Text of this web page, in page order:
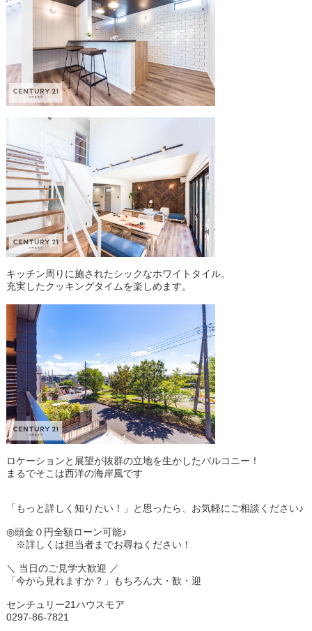
キッチン周りに施されたシックなホワイトタイル。
充実したクッキングタイムを楽しめます。
ロケーションと展望が抜群の立地を生かしたバルコニー！
まるでそこは西洋の海岸風です
「もっと詳しく知りたい！」と思ったら、お気軽にご相談ください♪
◎頭金０円全額ローン可能♪
※詳しくは担当者までお尋ねください！
＼ 当日のご見学大歓迎 ／
「今から見れますか？」もちろん大・歓・迎
センチュリー21ハウスモア
0297-86-7821